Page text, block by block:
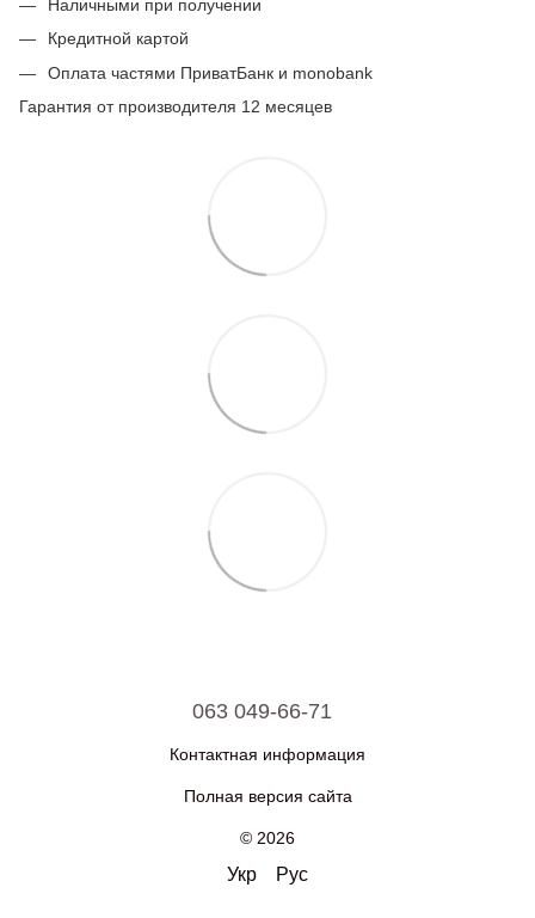
Наличными при получении
Кредитной картой
Оплата частями ПриватБанк и monobank
Гарантия от производителя 12 месяцев
063 049-66-71
Контактная информация
Полная версия сайта
© 2026
Укр Рус